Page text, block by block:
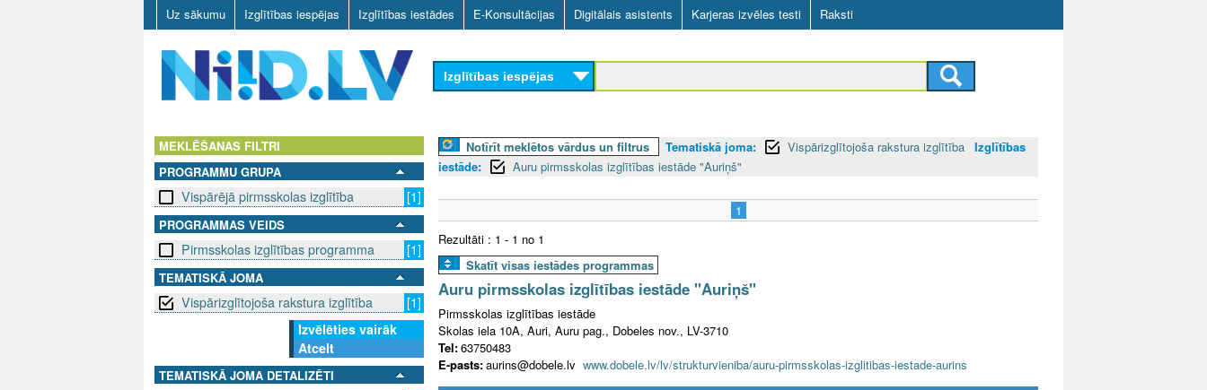
Skip
to
main
content
Uz sākumu Izglītības iespējas Izglītības iestādes E-Konsultācijas Digitālais asistents Karjeras izvēles testi Raksti
D
L
Izglītības iespējas
MEKLĒŠANAS FILTRI
PROGRAMMU GRUPA
Vispārējā pirmsskolas izglītība [1]
PROGRAMMAS VEIDS
Pirmsskolas izglītības programma [1]
TEMATISKĀ JOMA
Vispārizglītojoša rakstura izglītība
[1]
Izvēlēties vairāk
Atcelt
TEMATISKĀ JOMA DETALIZĒTI
Notīrīt meklētos vārdus un filtrus Tematiskā joma: Vispārizglītojoša rakstura izglītība Izglītības
iestāde:
Auru pirmsskolas izglītības iestāde "Auriņš"
1
Rezultāti : 1 - 1 no 1
Skatīt visas iestādes programmas
Auru pirmsskolas izglītības iestāde "Auriņš"
Pirmsskolas izglītības iestāde
Skolas iela 10A, Auri, Auru pag., Dobeles nov., LV-3710
Tel:63750483
E-pasts:aurins@dobele.lv www.dobele.lv/lv/strukturvieniba/auru-pirmsskolas-izglitibas-iestade-aurins